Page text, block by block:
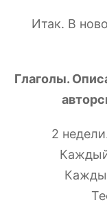
Итак. В
Глаголы.
2